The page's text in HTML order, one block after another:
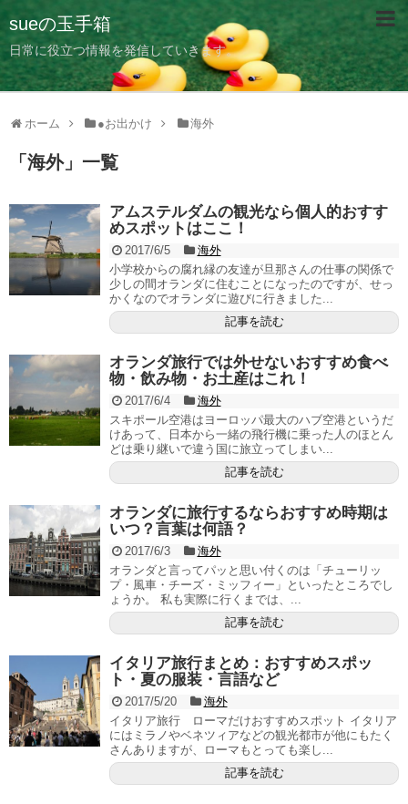
sueの玉手箱
日常に役立つ情報を発信していきます。
ホーム ●お出かけ 海外
「 海外」 一覧
アムステルダムの観光なら個人的おすす
めスポットはここ！
2017/6/5
海外
小学校からの腐れ縁の友達が旦那さんの仕事の関係で
少しの間オランダに住むことになったのですが、せっ
かくなのでオランダに遊びに行きました...
記事を読む
オランダ旅行では外せないおすすめ食べ
物・飲み物・お土産はこれ！
2017/6/4
海外
スキポール空港はヨーロッパ最大のハブ空港というだ
けあって、日本から一緒の飛行機に乗った人のほとん
どは乗り継いで違う国に旅立ってしまい...
記事を読む
オランダに旅行するならおすすめ時期は
いつ？言葉は何語？
2017/6/3
海外
オランダと言ってパッと思い付くのは「チューリッ
プ・風車・チーズ・ミッフィー」といったところでし
ょうか。 私も実際に行くまでは、...
記事を読む
イタリア旅行まとめ：おすすめスポッ
ト・夏の服装・言語など
2017/5/20
海外
イタリア旅行 ローマだけおすすめスポット イタリア
にはミラノやベネツィアなどの観光都市が他にもたく
さんありますが、ローマもとっても楽し...
記事を読む